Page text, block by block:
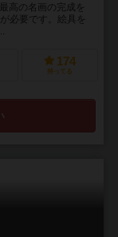
高の名画の完成を
必要です。絵具を
174
持ってる